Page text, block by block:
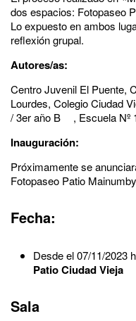
dos espacios: Fotopaseo
Lo expuesto en ambos
reflexión grupal.
Autores/as:
Centro Juvenil El Puente,
Lourdes, Colegio Ciudad
/ 3er año B , Escuela Nº
Inauguración:
Próximamente se
Fotopaseo Patio
Fecha:
Desde el 07/11/2023
Patio Ciudad Vieja
Sala